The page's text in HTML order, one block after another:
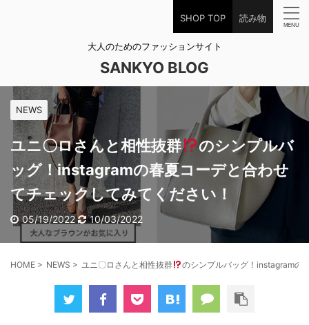
SHOP TOP 読み物
大人のためのファッションサイト
SANKYO BLOG
NEWS
ユニ〇ロさんと相性抜群
のシンプルバ
ッグ！instagramの春夏コーデと合わせ
てチェックしてみてください！
05/19/2022 10/03/2022
HOME > NEWS > ユニ〇ロさんと相性抜群 のシンプルバッグ！instagramの